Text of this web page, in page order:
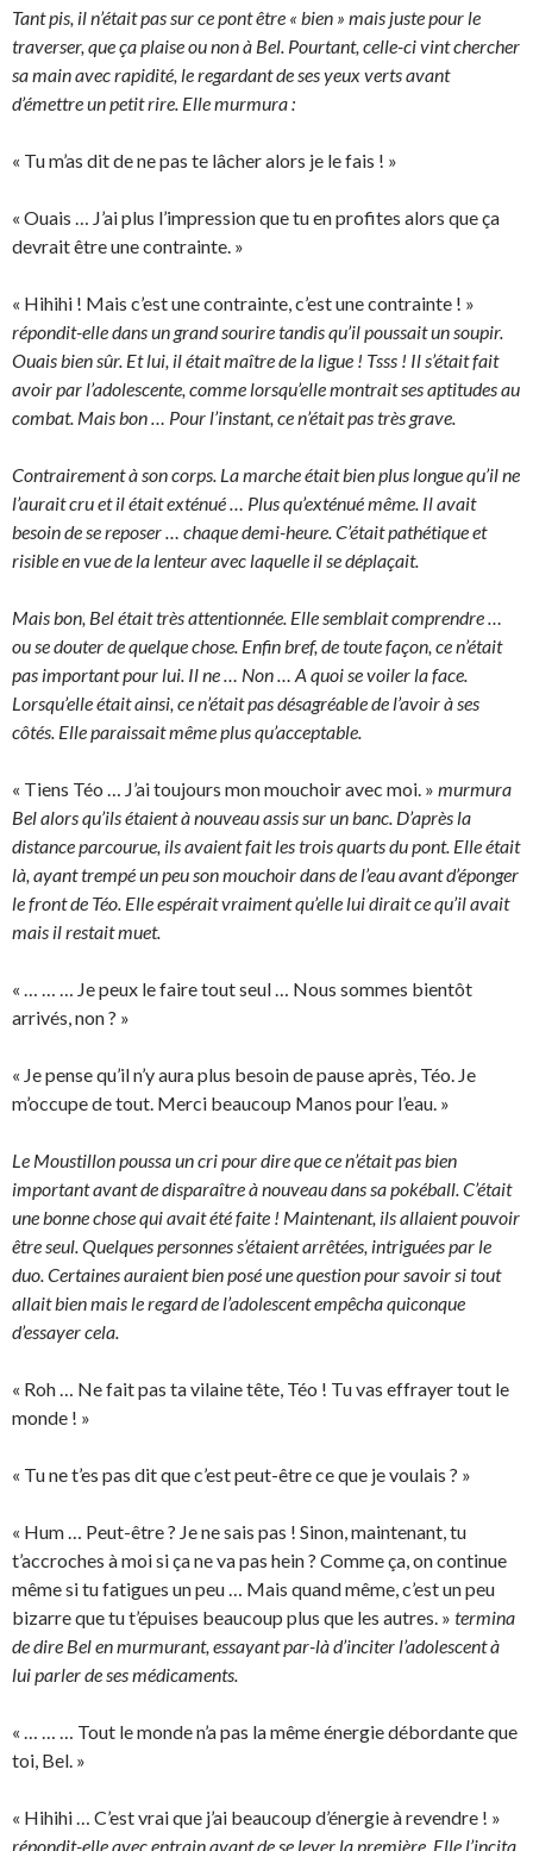
Tant pis, il n’était pas sur ce pont être « bien » mais juste pour le
traverser, que ça plaise ou non à Bel. Pourtant, celle-ci vint chercher
sa main avec rapidité, le regardant de ses yeux verts avant
d’émettre un petit rire. Elle murmura :
« Tu m’as dit de ne pas te lâcher alors je le fais ! »
« Ouais … J’ai plus l’impression que tu en profites alors que ça
devrait être une contrainte. »
« Hihihi ! Mais c’est une contrainte, c’est une contrainte ! »
répondit-elle dans un grand sourire tandis qu’il poussait un soupir.
Ouais bien sûr. Et lui, il était maître de la ligue ! Tsss ! Il s’était fait
avoir par l’adolescente, comme lorsqu’elle montrait ses aptitudes au
combat. Mais bon … Pour l’instant, ce n’était pas très grave.
Contrairement à son corps. La marche était bien plus longue qu’il ne
l’aurait cru et il était exténué … Plus qu’exténué même. Il avait
besoin de se reposer … chaque demi-heure. C’était pathétique et
risible en vue de la lenteur avec laquelle il se déplaçait.
Mais bon, Bel était très attentionnée. Elle semblait comprendre …
ou se douter de quelque chose. Enfin bref, de toute façon, ce n’était
pas important pour lui. Il ne … Non … A quoi se voiler la face.
Lorsqu’elle était ainsi, ce n’était pas désagréable de l’avoir à ses
côtés. Elle paraissait même plus qu’acceptable.
« Tiens Téo … J’ai toujours mon mouchoir avec moi. » murmura
Bel alors qu’ils étaient à nouveau assis sur un banc. D’après la
distance parcourue, ils avaient fait les trois quarts du pont. Elle était
là, ayant trempé un peu son mouchoir dans de l’eau avant d’éponger
le front de Téo. Elle espérait vraiment qu’elle lui dirait ce qu’il avait
mais il restait muet.
« … … … Je peux le faire tout seul … Nous sommes bientôt
arrivés, non ? »
« Je pense qu’il n’y aura plus besoin de pause après, Téo. Je
m’occupe de tout. Merci beaucoup Manos pour l’eau. »
Le Moustillon poussa un cri pour dire que ce n’était pas bien
important avant de disparaître à nouveau dans sa pokéball. C’était
une bonne chose qui avait été faite ! Maintenant, ils allaient pouvoir
être seul. Quelques personnes s’étaient arrêtées, intriguées par le
duo. Certaines auraient bien posé une question pour savoir si tout
allait bien mais le regard de l’adolescent empêcha quiconque
d’essayer cela.
« Roh … Ne fait pas ta vilaine tête, Téo ! Tu vas effrayer tout le
monde ! »
« Tu ne t’es pas dit que c’est peut-être ce que je voulais ? »
« Hum … Peut-être ? Je ne sais pas ! Sinon, maintenant, tu
t’accroches à moi si ça ne va pas hein ? Comme ça, on continue
même si tu fatigues un peu … Mais quand même, c’est un peu
bizarre que tu t’épuises beaucoup plus que les autres. » termina
de dire Bel en murmurant, essayant par-là d’inciter l’adolescent à
lui parler de ses médicaments.
« … … … Tout le monde n’a pas la même énergie débordante que
toi, Bel. »
« Hihihi … C’est vrai que j’ai beaucoup d’énergie à revendre ! »
répondit-elle avec entrain avant de se lever la première. Elle l’incita